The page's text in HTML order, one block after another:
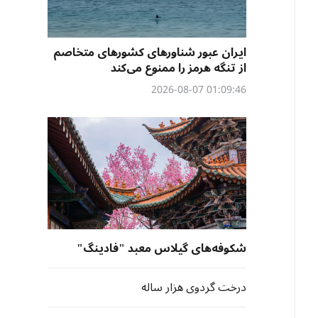
ایران عبور شناورهای کشورهای متخاصم
از تنگه هرمز را ممنوع می‌کند
01:09:46 2026-08-07
شکوفه‌های گیلاس معبد "فادینگ"
درخت گردوی هزار ساله